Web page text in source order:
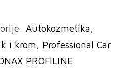
Autokozmetika,
i krom, Professional Car
PROFILINE